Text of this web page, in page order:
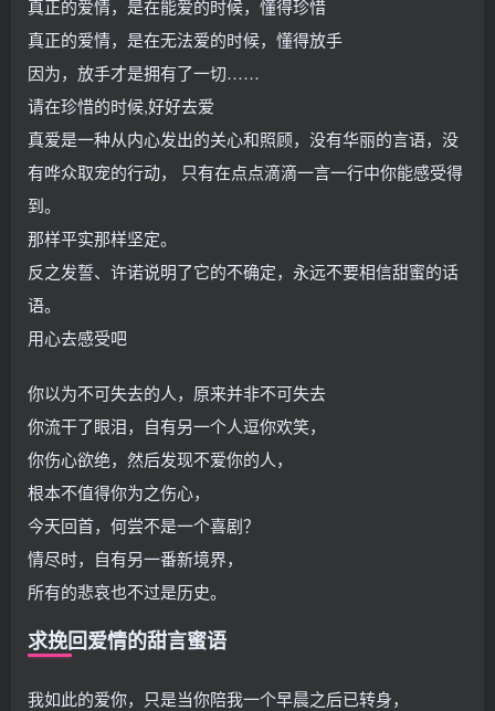
真正的爱情，是在能爱的时候，懂得珍惜
真正的爱情，是在无法爱的时候，懂得放手
因为，放手才是拥有了一切……
请在珍惜的时候,好好去爱
真爱是一种从内心发出的关心和照顾，没有华丽的言语，没
有哗众取宠的行动， 只有在点点滴滴一言一行中你能感受得
到。
那样平实那样坚定。
反之发誓、许诺说明了它的不确定，永远不要相信甜蜜的话
语。
用心去感受吧
你以为不可失去的人，原来并非不可失去
你流干了眼泪，自有另一个人逗你欢笑，
你伤心欲绝，然后发现不爱你的人，
根本不值得你为之伤心，
今天回首，何尝不是一个喜剧？
情尽时，自有另一番新境界，
所有的悲哀也不过是历史。
求挽回爱情的甜言蜜语
我如此的爱你，只是当你陪我一个早晨之后已转身，